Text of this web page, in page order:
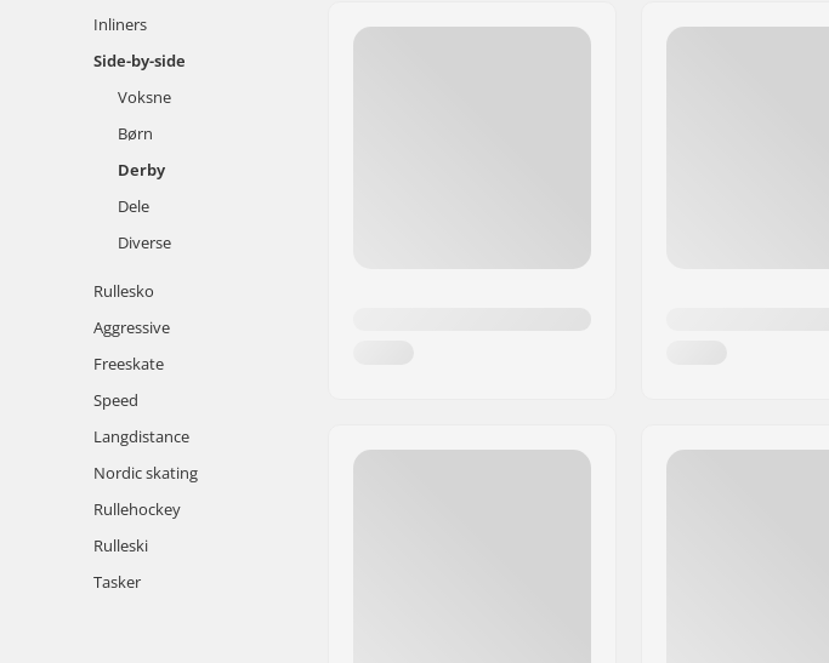
Inliners
Side-by-side
Voksne
Børn
Derby
Dele
Diverse
Rullesko
Aggressive
Freeskate
Speed
Langdistance
Nordic skating
Rullehockey
Rulleski
Tasker